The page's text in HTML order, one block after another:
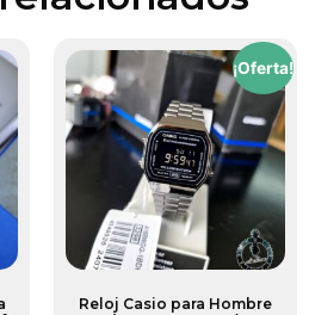
¡Oferta!
Reloj Casio para Hombre